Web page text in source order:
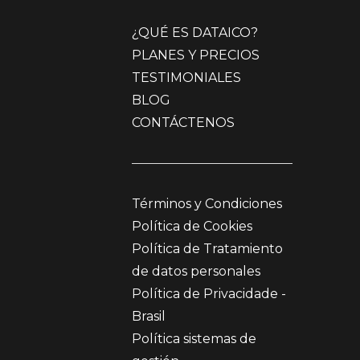
¿QUÉ ES DATAICO?
PLANES Y PRECIOS
TESTIMONIALES
BLOG
CONTÁCTENOS
Términos y Condiciones
Política de Cookies
Política de Tratamiento
de datos personales
Política de Privacidade -
Brasil
Política sistemas de